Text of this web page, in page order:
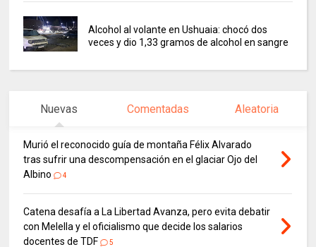
Alcohol al volante en Ushuaia: chocó dos
veces y dio 1,33 gramos de alcohol en sangre
Nuevas Comentadas Aleatoria
Murió el reconocido guía de montaña Félix Alvarado
tras sufrir una descompensación en el glaciar Ojo del
Albino
4
Catena desafía a La Libertad Avanza, pero evita debatir
con Melella y el oficialismo que decide los salarios
docentes de TDF
5